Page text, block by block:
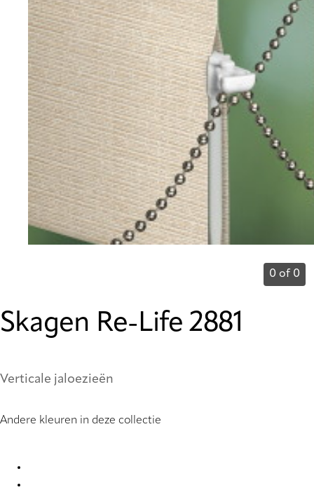
0 of 0
Skagen Re-Life 2881
Verticale jaloezieën
Andere kleuren in deze collectie